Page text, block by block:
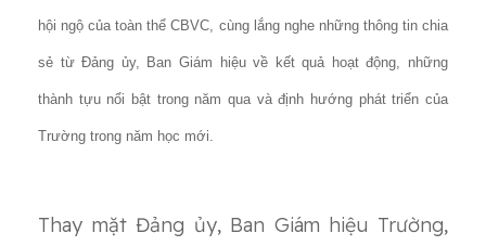
hội ngộ của toàn thể CBVC, cùng lắng nghe những thông tin chia
sẻ từ Đảng ủy, Ban Giám hiệu về kết quả hoạt động, những
thành tựu nổi bật trong năm qua và định hướng phát triển của
Trường trong năm học mới.
Thay mặt Đảng ủy, Ban Giám hiệu Trường,